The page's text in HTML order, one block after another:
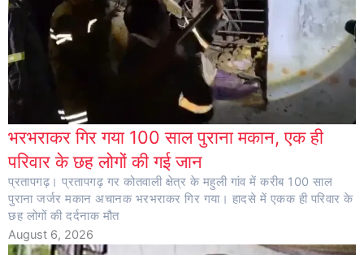
भरभराकर गिर गया 100 साल पुराना मकान, एक ही
परिवार के छह लोगों की गई जान
प्रतापगढ़। प्रतापगढ़ गर कोतवाली क्षेत्र के महुली गांव में करीब 100 साल
पुराना जर्जर मकान अचानक भरभराकर गिर गया। हादसे में एकक ही परिवार के
छह लोगों की दर्दनाक मौत
August 6, 2026